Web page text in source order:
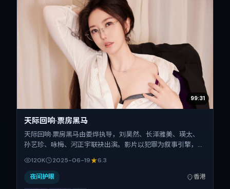
99:31
天际回响·票房黑马
天际回响·票房黑马由娄烨执导，刘昊然、长泽雅美、瑛太、
孙艺珍、咏梅、河正宇联袂出演。影片以犯罪为叙事引擎，将
故事锚定在中国香港，借华语社会的人情与规则推进人物抉择
与反转。2025年6月19日于中国香港首映（暑期档），片长
108分钟，适合喜欢强情节与细腻表演的观众。
120K 2025-06-19 6.3
夜间护眼 香港